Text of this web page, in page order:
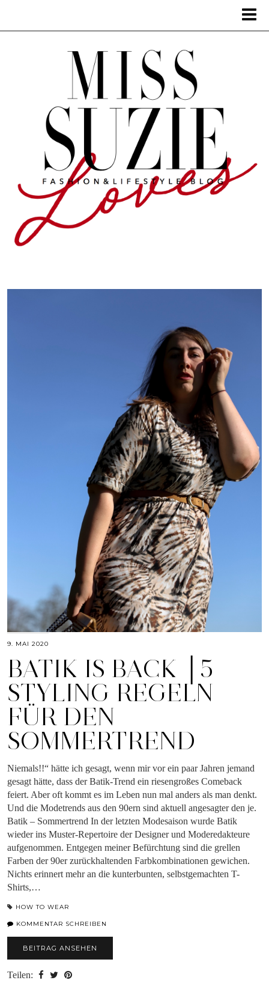
9. MAI 2020
BATIK IS BACK │5
STYLING REGELN
FÜR DEN
SOMMERTREND
Niemals!!“ hätte ich gesagt, wenn mir vor ein paar Jahren jemand
gesagt hätte, dass der Batik-Trend ein riesengroßes Comeback
feiert. Aber oft kommt es im Leben nun mal anders als man denkt.
Und die Modetrends aus den 90ern sind aktuell angesagter den je.
Batik – Sommertrend In der letzten Modesaison wurde Batik
wieder ins Muster-Repertoire der Designer und Moderedakteure
aufgenommen. Entgegen meiner Befürchtung sind die grellen
Farben der 90er zurückhaltenden Farbkombinationen gewichen.
Nichts erinnert mehr an die kunterbunten, selbstgemachten T-
Shirts,…
HOW TO WEAR
KOMMENTAR SCHREIBEN
BEITRAG ANSEHEN
Teilen: